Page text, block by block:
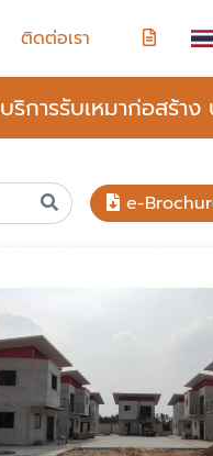
ติดต่อเรา
บริการรับเหมาก่อสร้า
e-